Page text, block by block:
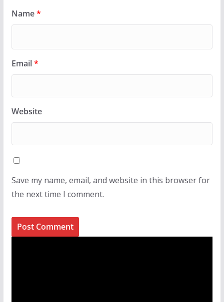
Name*
Email*
Website
Save my name, email, and website in this browser for
the next time I comment.